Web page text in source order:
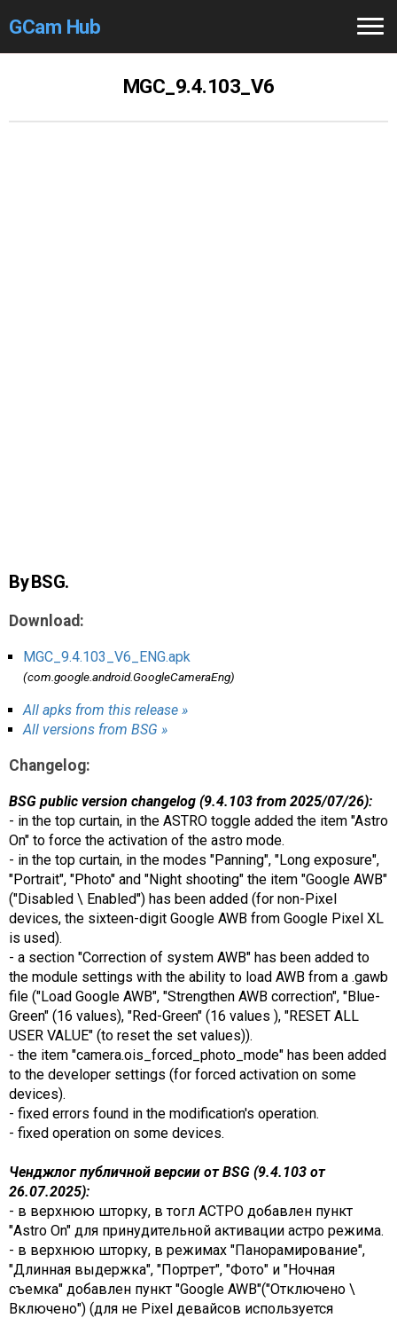
GCam Hub
MGC_9.4.103_V6
By BSG.
Download:
MGC_9.4.103_V6_ENG.apk
(com.google.android.GoogleCameraEng)
All apks from this release »
All versions from BSG »
Changelog:
BSG public version changelog (9.4.103 from 2025/07/26):
- in the top curtain, in the ASTRO toggle added the item "Astro
On" to force the activation of the astro mode.
- in the top curtain, in the modes "Panning", "Long exposure",
"Portrait", "Photo" and "Night shooting" the item "Google AWB"
("Disabled \ Enabled") has been added (for non-Pixel
devices, the sixteen-digit Google AWB from Google Pixel XL
is used).
- a section "Correction of system AWB" has been added to
the module settings with the ability to load AWB from a .gawb
file ("Load Google AWB", "Strengthen AWB correction", "Blue-
Green" (16 values), "Red-Green" (16 values ), "RESET ALL
USER VALUE" (to reset the set values)).
- the item "camera.ois_forced_photo_mode" has been added
to the developer settings (for forced activation on some
devices).
- fixed errors found in the modification's operation.
- fixed operation on some devices.
Ченджлог публичной версии от BSG (9.4.103 от
26.07.2025):
- в верхнюю шторку, в тогл АСТРО добавлен пункт
"Astro On" для принудительной активации астро режима.
- в верхнюю шторку, в режимах "Панорамирование",
"Длинная выдержка", "Портрет", "Фото" и "Ночная
съемка" добавлен пункт "Google AWB"("Отключено \
Включено") (для не Pixel девайсов используется